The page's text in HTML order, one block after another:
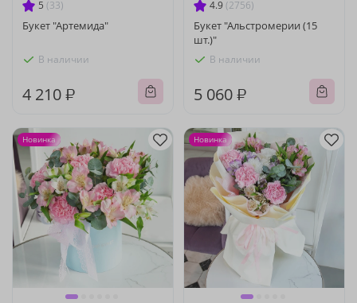
5 (33)
Букет "Артемида"
В наличии
4 210 ₽
4.9 (2756)
Букет "Альстромерии (15
шт.)"
В наличии
5 060 ₽
Новинка Новинка